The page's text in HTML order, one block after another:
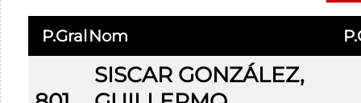
P.Gral Nom
SISCAR GONZÁLEZ,